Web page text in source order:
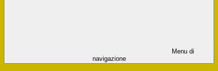
Menu di
navigazione